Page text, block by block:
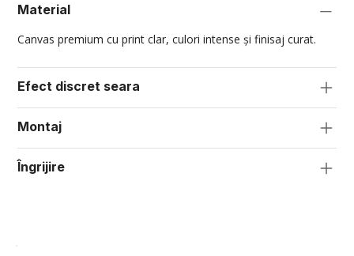
Material
Canvas premium cu print clar, culori intense și finisaj curat.
Efect discret seara
Montaj
Îngrijire